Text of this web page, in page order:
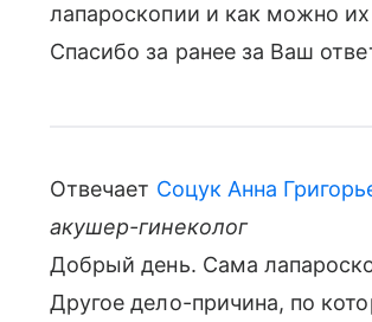
лапароскопии и как можно
Спасибо за ранее за Ваш
Отвечает Соцук Анна
акушер-гинеколог
Добрый день. Сама
Другое дело-причина, по